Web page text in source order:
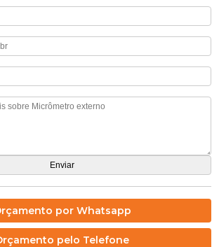
por Whatsapp
pelo Telefone